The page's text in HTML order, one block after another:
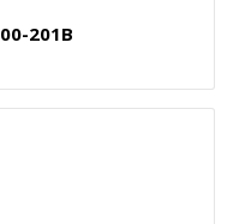
201B